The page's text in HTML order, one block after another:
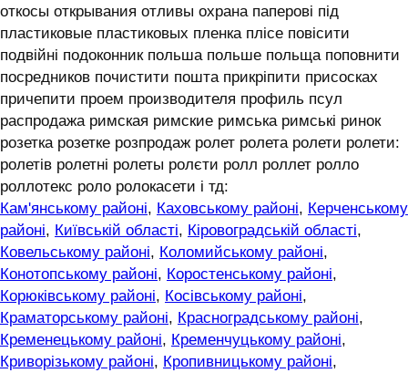
откосы открывания отливы охрана паперові під
пластиковые пластиковых пленка плісе повісити
подвійні подоконник польша польше польща поповнити
посредников почистити пошта прикріпити присосках
причепити проем производителя профиль псул
распродажа римская римские римська римські ринок
розетка розетке розпродаж ролет ролета ролети ролети:
ролетів ролетні ролеты ролєти ролл роллет ролло
роллотекс роло ролокасети і тд:
Кам'янському районі, Каховському районі, Керченському
районі, Київській області, Кіровоградській області,
Ковельському районі, Коломийському районі,
Конотопському районі, Коростенському районі,
Корюківському районі, Косівському районі,
Краматорському районі, Красноградському районі,
Кременецькому районі, Кременчуцькому районі,
Криворізькому районі, Кропивницькому районі,